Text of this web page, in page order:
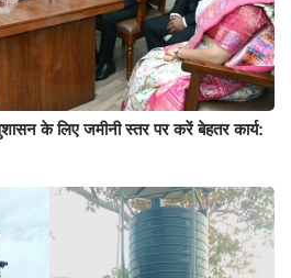
के लिए जमीनी स्तर पर करें बेहतर कार्य: